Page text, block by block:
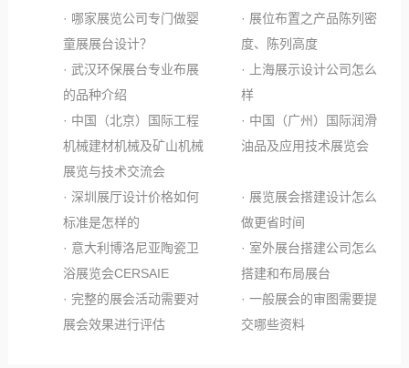
· 哪家展览公司专门做婴
童展展台设计？
· 展位布置之产品陈列密
度、陈列高度
· 武汉环保展台专业布展
的品种介绍
· 上海展示设计公司怎么
样
· 中国（北京）国际工程
机械建材机械及矿山机械
展览与技术交流会
· 中国（广州）国际润滑
油品及应用技术展览会
· 深圳展厅设计价格如何
标准是怎样的
· 展览展会搭建设计怎么
做更省时间
· 意大利博洛尼亚陶瓷卫
浴展览会CERSAIE
· 室外展台搭建公司怎么
搭建和布局展台
· 完整的展会活动需要对
展会效果进行评估
· 一般展会的审图需要提
交哪些资料